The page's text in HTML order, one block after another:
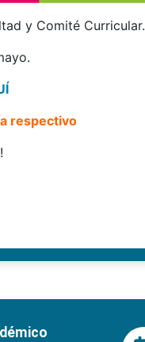
y Comité Curricular.
respectivo